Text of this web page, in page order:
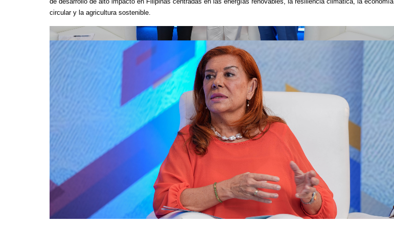
circular y la agricultura sostenible.